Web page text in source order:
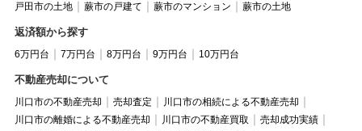
戸田市の土地
蕨市の戸建て 蕨市のマンション 蕨市の土地
返済額から探す
6万円台 7万円台 8万円台 9万円台 10万円台
不動産売却について
川口市の不動産売却 売却査定
川口市の相続による不動産売却
川口市の離婚による不動産売却
川口市の不動産買取
売却成功実績